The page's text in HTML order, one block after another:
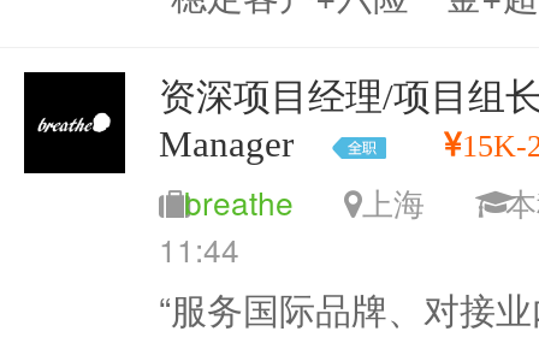
资深项目经理/项目组
Manager
15K-
breathe 上海
11:44
“服务国际品牌、对接